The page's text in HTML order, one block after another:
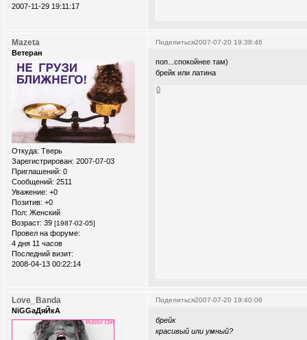
2007-11-29 19:11:17
Поделиться2007-07-20 19:38:46
Mazeta
Ветеран
Откуда: Тверь
Зарегистрирован: 2007-07-03
Приглашений: 0
Сообщений: 2511
Уважение: +0
Позитив: +0
Пол: Женский
Возраст: 39 [1987-02-05]
Провел на форуме:
4 дня 11 часов
Последний визит:
2008-04-13 00:22:14
поп...спокойнее там)
брейк или латина
0
Поделиться2007-07-20 19:40:06
Love_Banda
NiGGaДяЙкА
брейк
красивый или умный?